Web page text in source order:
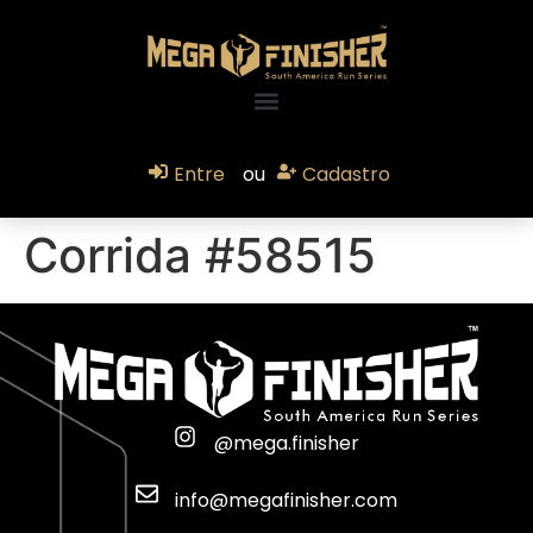
Entre ou Cadastro
Corrida #58515
@mega.finisher
info@megafinisher.com